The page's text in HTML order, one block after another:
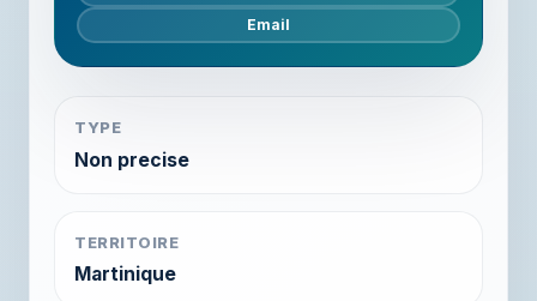
Email
TYPE
Non precise
TERRITOIRE
Martinique